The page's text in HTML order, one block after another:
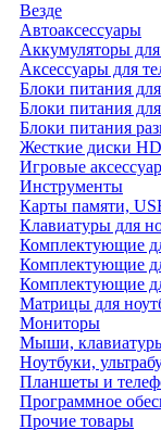
Везде
Автоаксессуары
Аккумуляторы для
Аксессуары для
Блоки питания
Блоки питания
Блоки питания
Жесткие диски
Игровые
Инструменты
Карты памяти,
Клавиатуры для
Комплектующие
Комплектующие
Комплектующие
Матрицы для
Мониторы
Мыши,
Ноутбуки,
Планшеты и
Программное
Прочие товары